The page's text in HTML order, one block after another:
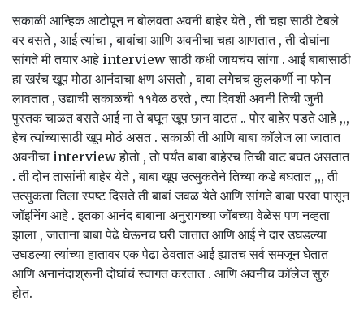
सकाळी आन्हिक आटोपून न बोलवता अवनी बाहेर येते , ती चहा साठी टेबले
वर बसते , आई त्यांचा , बाबांचा आणि अवनीचा चहा आणतात , ती दोघांना
सांगते मी तयार आहे interview साठी कधी जायचंय सांगा . आई बाबांसाठी
हा खरंच खूप मोठा आनंदाचा क्षण असतो , बाबा लगेचच कुलकर्णी ना फोन
लावतात , उद्याची सकाळची ११वेळ ठरते , त्या दिवशी अवनी तिची जुनी
पुस्तक चाळत बसते आई ना ते बघून खूप छान वाटत .. पोर बाहेर पडते आहे ,,,
हेच त्यांच्यासाठी खूप मोठं असत . सकाळी ती आणि बाबा कॉलेज ला जातात
अवनीचा interview होतो , तो पर्यंत बाबा बाहेरच तिची वाट बघत असतात
. ती दोन तासांनी बाहेर येते , बाबा खूप उत्सुकतेने तिच्या कडे बघतात ,,, ती
उत्सुकता तिला स्पष्ट दिसते ती बाबां जवळ येते आणि सांगते बाबा परवा पासून
जॉइनिंग आहे . इतका आनंद बाबाना अनुरागच्या जॉबच्या वेळेस पण नव्हता
झाला , जाताना बाबा पेढे घेऊनच घरी जातात आणि आई ने दार उघडल्या
उघडल्या त्यांच्या हातावर एक पेढा ठेवतात आई ह्यातच सर्व समजून घेतात
आणि अनानंदाश्रूनी दोघांचं स्वागत करतात . आणि अवनीच कॉलेज सुरु
होत.